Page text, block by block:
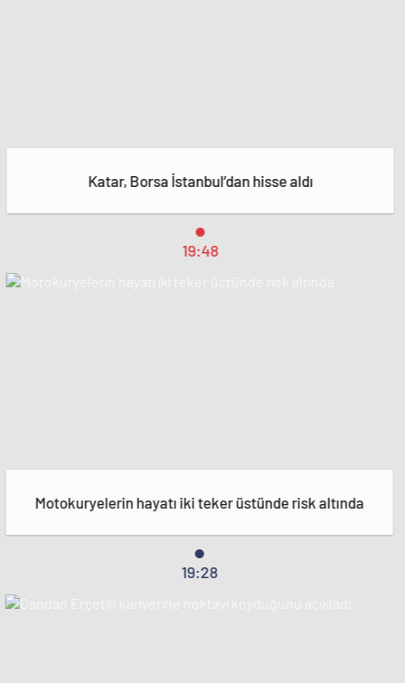
Katar, Borsa İstanbul’dan hisse aldı
19:48
Motokuryelerin hayatı iki teker üstünde risk altında
19:28